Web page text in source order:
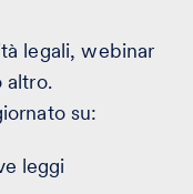
legali, webinar
altro.
su:
leggi